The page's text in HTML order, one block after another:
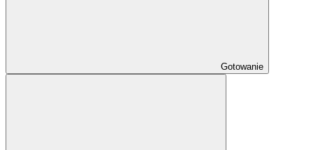
Gotowanie